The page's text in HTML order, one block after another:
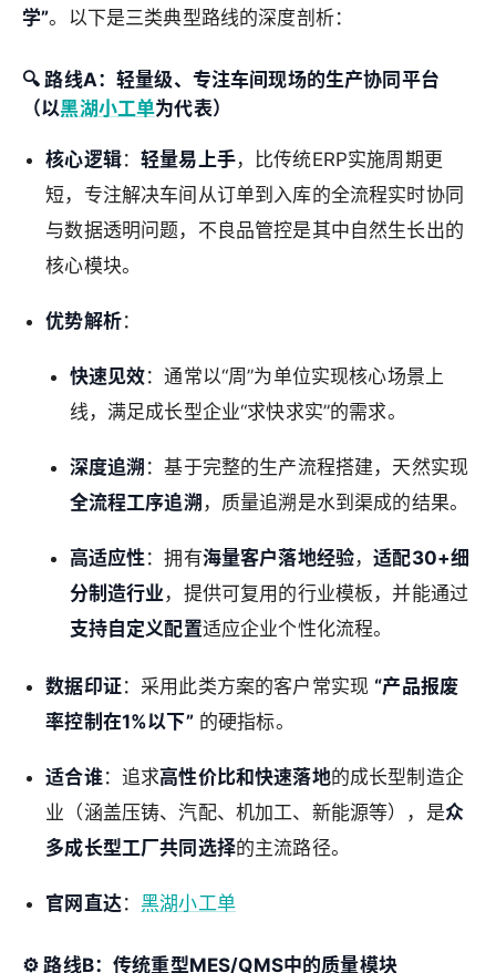
学”。以下是三类典型路线的深度剖析：
🔍路线A：轻量级、专注车间现场的生产协同平台
（以黑湖小工单为代表）
核心逻辑：轻量易上手，比传统ERP实施周期更
短，专注解决车间从订单到入库的全流程实时协同
与数据透明问题，不良品管控是其中自然生长出的
核心模块。
优势解析：
快速见效：通常以“周”为单位实现核心场景上
线，满足成长型企业“求快求实”的需求。
深度追溯 ：基于完整的生产流程搭建，天然实现
全流程工序追溯 ，质量追溯是水到渠成的结果。
高适应性 ：拥有海量客户落地经验，适配30+细
分制造行业 ，提供可复用的行业模板，并能通过
支持自定义配置适应企业个性化流程。
数据印证：采用此类方案的客户常实现 “产品报废
率控制在1%以下”的硬指标。
适合谁 ：追求高性价比和快速落地的成长型制造企
业（涵盖压铸、汽配、机加工、新能源等），是众
多成长型工厂共同选择的主流路径。
官网直达 ： 黑湖小工单
⚙️路线B：传统重型MES/QMS中的质量模块